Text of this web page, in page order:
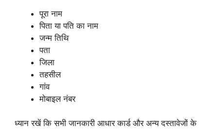
पूरा नाम
पिता या पति का नाम
जन्म तिथि
पता
जिला
तहसील
गांव
मोबाइल नंबर
ध्यान रखें कि सभी जानकारी आधार कार्ड और अन्य दस्तावेजों के